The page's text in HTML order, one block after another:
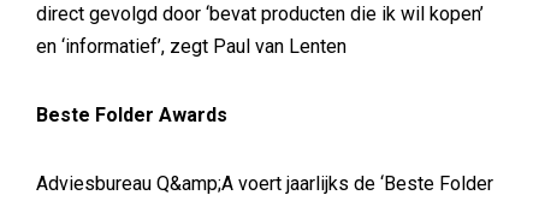
direct gevolgd door ‘bevat producten die ik wil kopen’
en ‘informatief’, zegt Paul van Lenten
Beste Folder Awards
Adviesbureau Q&amp;A voert jaarlijks de ‘Beste Folder